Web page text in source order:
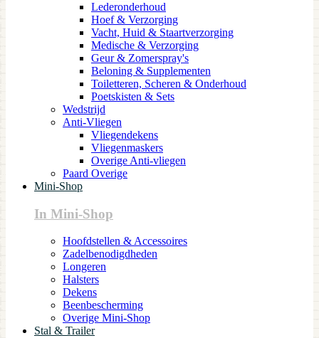
Lederonderhoud
Hoef & Verzorging
Vacht, Huid & Staartverzorging
Medische & Verzorging
Geur & Zomerspray's
Beloning & Supplementen
Toiletteren, Scheren & Onderhoud
Poetskisten & Sets
Wedstrijd
Anti-Vliegen
Vliegendekens
Vliegenmaskers
Overige Anti-vliegen
Paard Overige
Mini-Shop
In Mini-Shop
Hoofdstellen & Accessoires
Zadelbenodigdheden
Longeren
Halsters
Dekens
Beenbescherming
Overige Mini-Shop
Stal & Trailer